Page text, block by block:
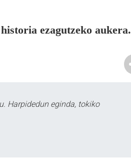
ezagutzeko aukera.
Harpidedun eginda, tokiko